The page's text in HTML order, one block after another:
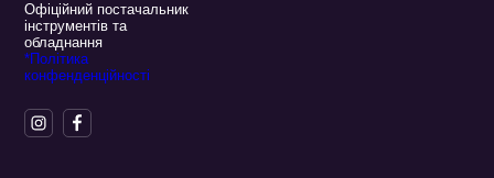
Офіційний постачальник
інструментів та
обладнання
*Політика
конфенденційності